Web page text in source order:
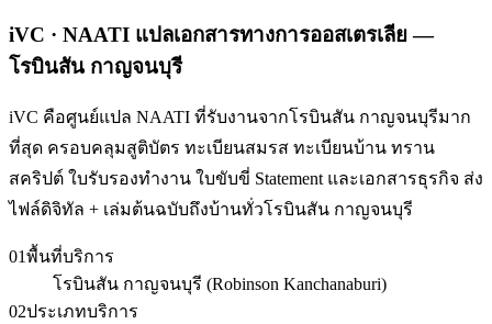
iVC · NAATI แปลเอกสารทางการออสเตรเลีย —
โรบินสัน กาญจนบุรี
iVC คือศูนย์แปล NAATI ที่รับงานจากโรบินสัน กาญจนบุรีมาก
ที่สุด ครอบคลุมสูติบัตร ทะเบียนสมรส ทะเบียนบ้าน ทราน
สคริปต์ ใบรับรองทำงาน ใบขับขี่ Statement และเอกสารธุรกิจ ส่ง
ไฟล์ดิจิทัล + เล่มต้นฉบับถึงบ้านทั่วโรบินสัน กาญจนบุรี
01พื้นที่บริการ
โรบินสัน กาญจนบุรี (Robinson Kanchanaburi)
02ประเภทบริการ